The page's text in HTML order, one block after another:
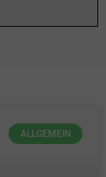
ALLGEMEIN